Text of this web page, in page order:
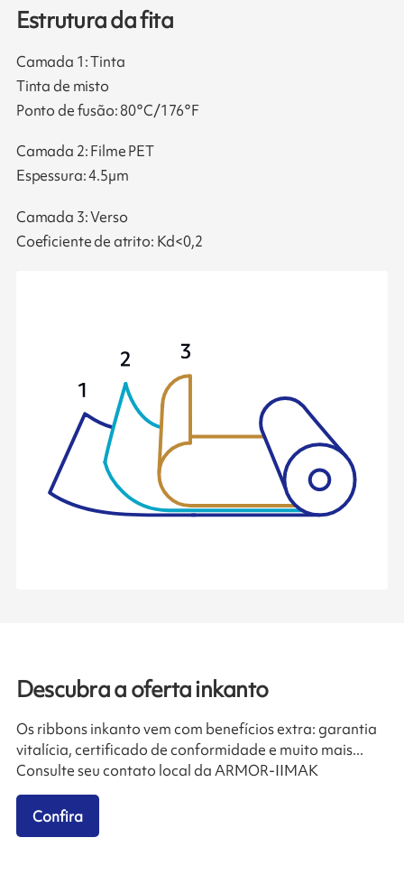
Estrutura da fita
Camada 1: Tinta
Tinta de misto
Ponto de fusão: 80°C/176°F
Camada 2: Filme PET
Espessura: 4.5µm
Camada 3: Verso
Coeficiente de atrito: Kd<0,2
Descubra a oferta inkanto
Os ribbons inkanto vem com benefícios extra: garantia
vitalícia, certificado de conformidade e muito mais...
Consulte seu contato local da ARMOR-IIMAK
Confira